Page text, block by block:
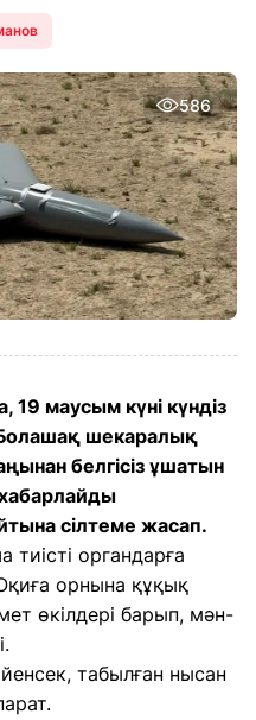
586
19 маусым күні күндіз
шекаралық
белгісіз ұшатын
сілтеме жасап.
тиісті органдарға
Оқиға орнына құқық
өкілдері барып, мән-
табылған нысан